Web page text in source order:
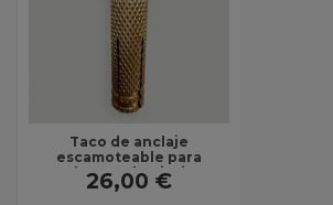
Taco de anclaje
escamoteable para
cobertor de piscina
26,00 €